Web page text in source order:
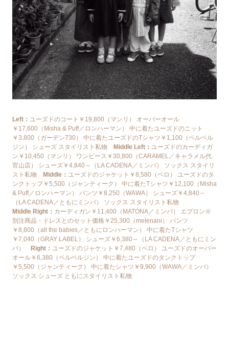
Left： ユーズドのコート￥19,800（マンリ） オーバーオール
￥17,600（Misha & Puff／ロンハーマン） 中に着たユーズドのニット
￥3,800（ガーデン730） 中に着たユーズドのTシャツ￥1,100（ベルベル
ジン） シューズ スタイリスト私物 Middle Left： ユーズドのカーディガ
ン￥10,450（マンリ） ワンピース￥30,800（CARAMEL／キャラメル代
官山店） シューズ￥4,840～（LA CADENA／ミンバ） ソックス スタイリ
スト私物 Middle： ユーズドのジャケット￥8,580（ベロ） ユーズドのタ
ンクトップ￥5,500（ジャンティーク） 中に着たTシャツ￥12,100（Misha
& Puff／ロンハーマン） パンツ￥8,250（WAWA） シューズ￥4,840～
（LA CADENA／ともにミンバ） ソックス スタイリスト私物
Middle Right： カーディガン￥11,400（MATONA／ミンバ） エプロン※
別注商品・ドレスとのセット価格￥25,300（melenani） パンツ
￥8,800（all the babies／ともにロンハーマン） 中に着たTシャツ
￥7,040（GRAY LABEL） シューズ￥6,380～（LA CADENA／ともにミン
バ） Right： ユーズドのジャケット￥7,480（ベロ） ユーズドのオーバー
オール￥6,380（ベルベルジン） 中に着たユーズドのタンクトップ
￥5,500（ジャンティーク） 中に着たシャツ￥9,900（WAWA／ミンバ）
ソックス シューズ ともにスタイリスト私物